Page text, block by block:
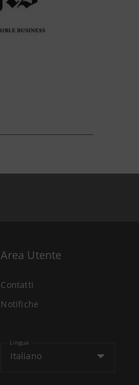
Area Utente
Contatti
Notifiche
Lingua
Italiano